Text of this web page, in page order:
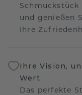
Schmuckstück
und genießen
Ihre
Ihre Vision,
Wert
Das perfekte